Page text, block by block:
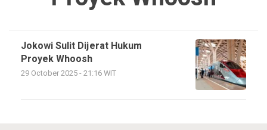
Jokowi Sulit Dijerat Hukum
Proyek Whoosh
29 October 2025 - 21:16 WIT